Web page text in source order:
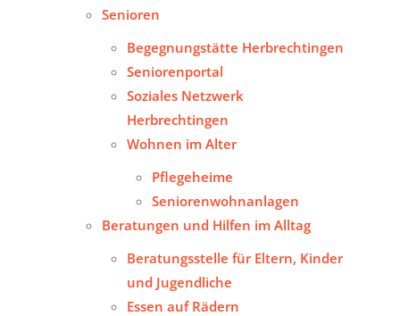
Senioren
Begegnungstätte Herbrechtingen
Seniorenportal
Soziales Netzwerk
Herbrechtingen
Wohnen im Alter
Pflegeheime
Seniorenwohnanlagen
Beratungen und Hilfen im Alltag
Beratungsstelle für Eltern, Kinder
und Jugendliche
Essen auf Rädern